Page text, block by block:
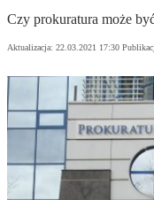
Czy prokuratura może
Aktualizacja: 22.03.2021 17:30